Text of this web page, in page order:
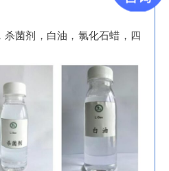
菌剂，白油，氯化石蜡，四